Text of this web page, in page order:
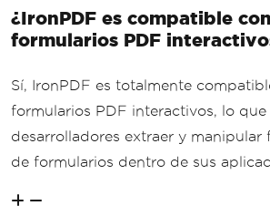
¿IronPDF es compatible
formularios PDF
Sí, IronPDF es totalmente
formularios PDF interactivos, lo que
desarrolladores extraer y manipular
de formularios dentro de sus